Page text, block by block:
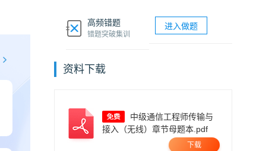
高频错题
错题突破集训
进入做题
资料下载
接入（无线）章节母题本.pdf
下载